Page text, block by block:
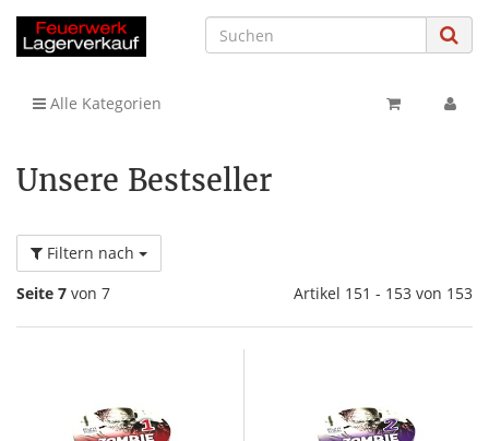
Alle Kategorien
Unsere Bestseller
Filtern nach
Seite 7 von 7 Artikel 151 - 153 von 153